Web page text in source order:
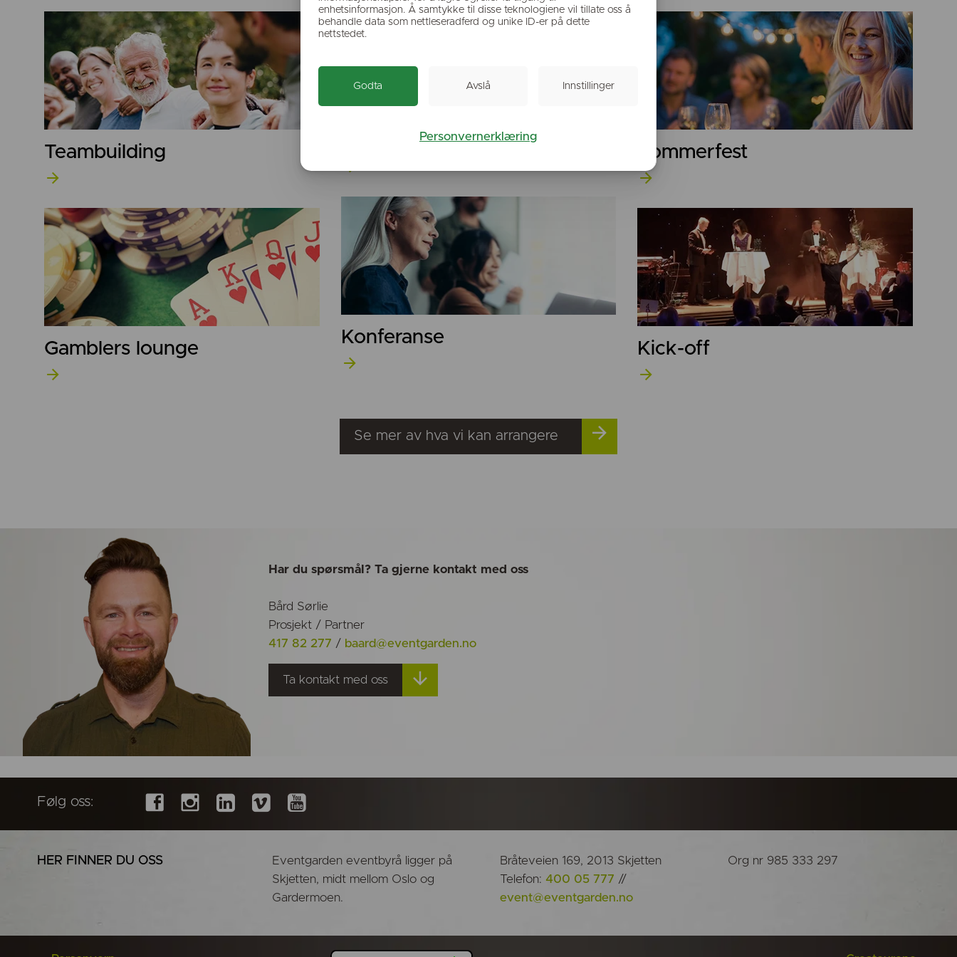
Teambuilding
Gamblers lounge
Digital rebus
Konferanse
Sommerfest
Kick-off
Se mer av hva vi kan arrangere
Har du spørsmål? Ta gjerne kontakt med oss
Bård Sørlie
Prosjekt / Partner
417 82 277 / baard@eventgarden.no
Ta kontakt med oss
Følg oss:
HER FINNER DU OSS
Eventgarden eventbyrå ligger på
Skjetten, midt mellom Oslo og
Gardermoen.
Bråteveien 169, 2013 Skjetten
Telefon: 400 05 777 //
event@eventgarden.no
Org nr 985 333 297
enhetsinformasjon. Å samtykke til disse teknologiene vil tillate oss å
behandle data som nettleseradferd og unike ID-er på dette
nettstedet.
Godta Avslå Innstillinger
Personvernerklæring